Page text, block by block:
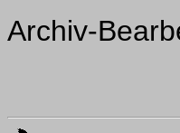
Archiv-